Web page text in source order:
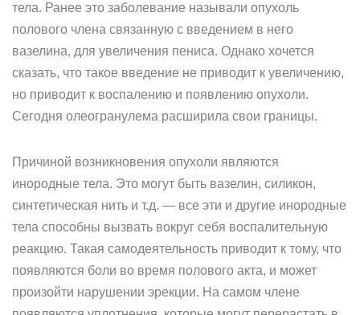
тела. Ранее это заболевание называли опухоль
полового члена связанную с введением в него
вазелина, для увеличения пениса. Однако хочется
сказать, что такое введение не приводит к увеличению,
но приводит к воспалению и появлению опухоли.
Сегодня олеогранулема расширила свои границы.
Причиной возникновения опухоли являются
инородные тела. Это могут быть вазелин, силикон,
синтетическая нить и т.д. — все эти и другие инородные
тела способны вызвать вокруг себя воспалительную
реакцию. Такая самодеятельность приводит к тому, что
появляются боли во время полового акта, и может
произойти нарушении эрекции. На самом члене